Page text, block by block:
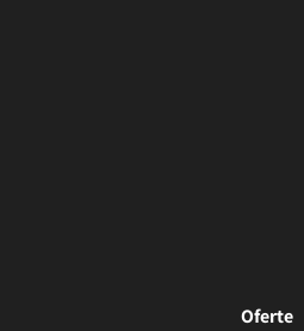
Oferte